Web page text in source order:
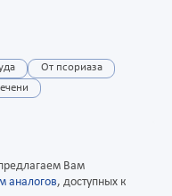
От псориаза
Вам
аналогов, доступных к